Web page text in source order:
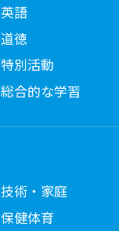
英語
道徳
特別活動
総合的な学習
技術・家庭
保健体育